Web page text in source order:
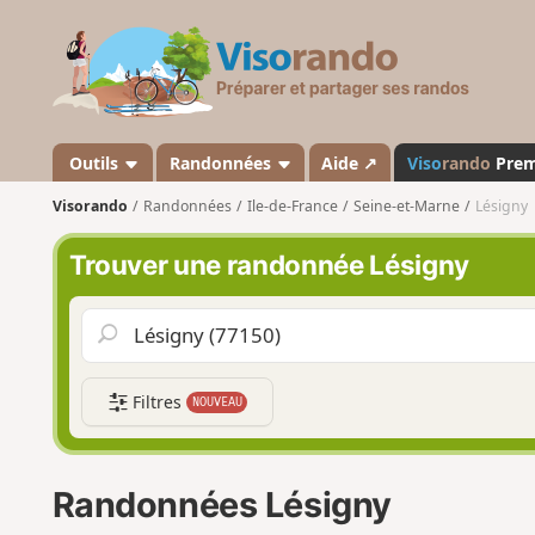
s
a
n
d
o
Outils Randonnées Aide ↗ Visorando
Visorando Randonnées Ile-de-France Seine-et-Marne Lésigny
Trouver une randonnée Lésigny
Filtres NOUVEAU
Randonnées Lésigny